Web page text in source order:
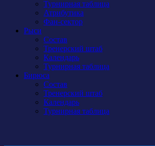
Турнирная таблица
Атрибутика
Фан-сектор
Рыси
Состав
Тренерский штаб
Календарь
Турнирная таблица
Бирюса
Состав
Тренерский штаб
Календарь
Турнирная таблица